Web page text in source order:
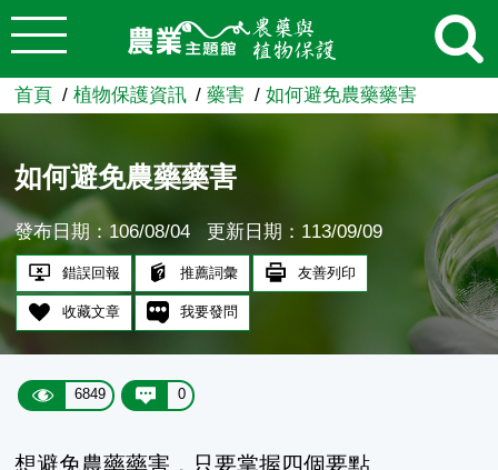
跳到主要內容
農業知識入口網
首頁 植物保護資訊 藥害 如何避免農藥藥害
如何避免農藥藥害
發布日期：106/08/04 更新日期：113/09/09
錯誤回報 推薦詞彙 友善列印
收藏文章 我要發問
6849 0
想避免農藥藥害，只要掌握四個要點